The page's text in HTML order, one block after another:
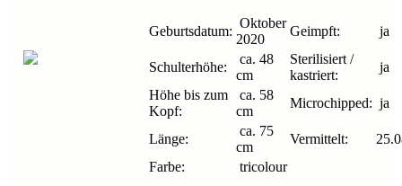
Geburtsdatum:
Oktober
2020
Geimpft: ja
Schulterhöhe:
ca. 48
cm
Sterilisiert /
kastriert:
ja
Höhe bis zum
Kopf:
ca. 58
cm
Microchipped: ja
Länge:
ca. 75
cm
Vermittelt:
Farbe:
tricolour